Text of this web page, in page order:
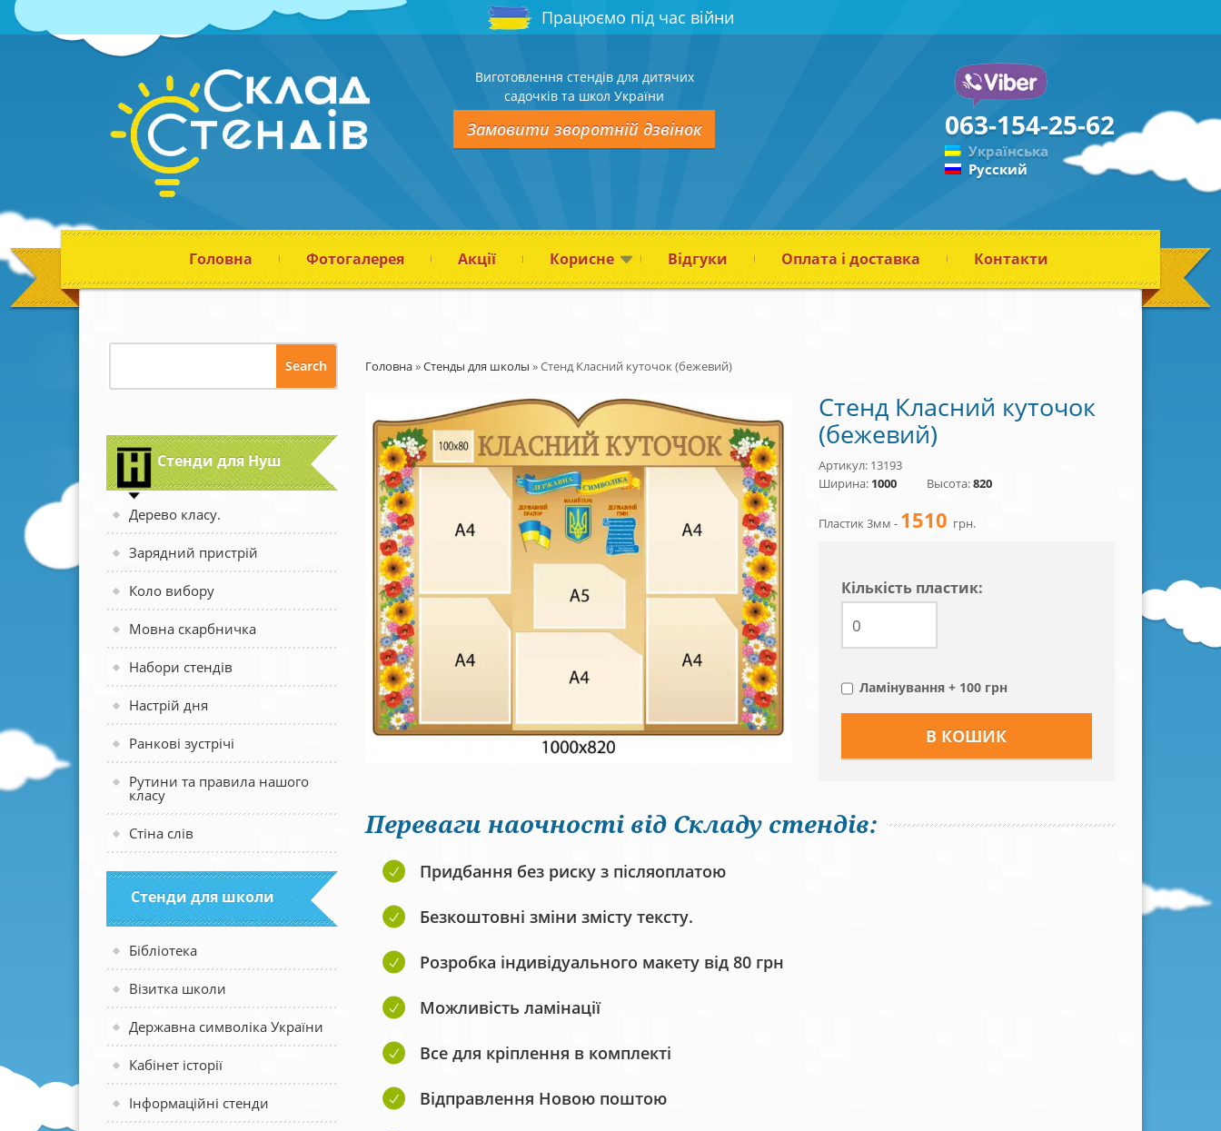
Працюємо під час війни
Виготовлення стендів для дитячих
садочків та школ України
Замовити зворотній дзвінок 063-154-25-62
Українська
Русский
Головна Фотогалерея Акції Корисне Відгуки Оплата і доставка Контакти
Стенди для Нуш
Дерево класу.
Зарядний пристрій
Коло вибору
Мовна скарбничка
Набори стендів
Настрій дня
Ранкові зустрічі
Рутини та правила нашого
класу
Стіна слів
Стенди для школи
Бібліотека
Візитка школи
Державна символіка України
Кабінет історії
Інформаційні стенди
Головна»Стенды для школы »Стенд Класний куточок (бежевий)
Стенд Класний куточок
(бежевий)
Артикул: 13193
Ширина: 1000 Высота:820
Пластик 3мм - 1510 грн.
Кiлькiсть пластик:
Ламінування + 100 грн
Переваги наочності від Складу стендів:
Придбання без риску з післяоплатою
Безкоштовні зміни змісту тексту.
Розробка індивідуального макету від 80 грн
Можливість ламінації
Все для кріплення в комплекті
Відправлення Новою поштою